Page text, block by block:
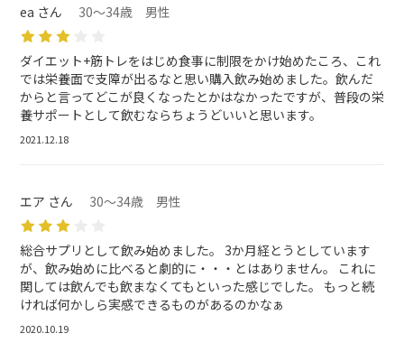
ea さん 30～34歳 男性
ダイエット+筋トレをはじめ食事に制限をかけ始めたころ、これ
では栄養面で支障が出るなと思い購入飲み始めました。飲んだ
からと言ってどこが良くなったとかはなかったですが、普段の栄
養サポートとして飲むならちょうどいいと思います。
2021.12.18
エア さん 30～34歳 男性
総合サプリとして飲み始めました。 3か月経とうとしています
が、飲み始めに比べると劇的に・・・とはありません。 これに
関しては飲んでも飲まなくてもといった感じでした。 もっと続
ければ何かしら実感できるものがあるのかなぁ
2020.10.19